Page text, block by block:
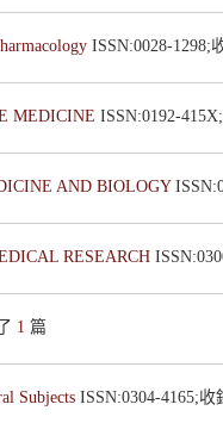
ISSN:0028-1298;
MEDICINE ISSN:0192-
AND BIOLOGY
RESEARCH
1 篇
Subjects ISSN:0304-4165;